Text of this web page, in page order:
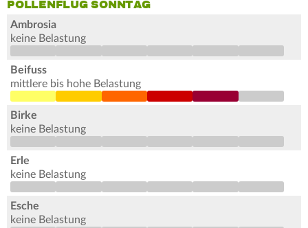
POLLENFLUG SONNTAG
Ambrosia
keine Belastung
Beifuss
mittlere bis hohe Belastung
Birke
keine Belastung
Erle
keine Belastung
Esche
keine Belastung